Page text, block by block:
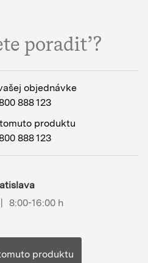
poradiť?
objednávke
888 123
produktu
888 123
| 8:00-16:00 h
produktu